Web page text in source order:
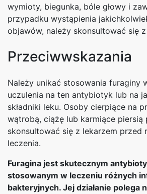
wymioty, biegunka, bóle głowy i
przypadku wystąpienia
objawów, należy skonsultować się
Przeciwwskazania
Należy unikać stosowania furaginy
uczulenia na ten antybiotyk lub na
składniki leku. Osoby cierpiące na
wątrobą, ciążę lub karmiące piersią
skonsultować się z lekarzem przed
leczenia.
Furagina jest skutecznym
stosowanym w leczeniu różnych
bakteryjnych. Jej działanie polega